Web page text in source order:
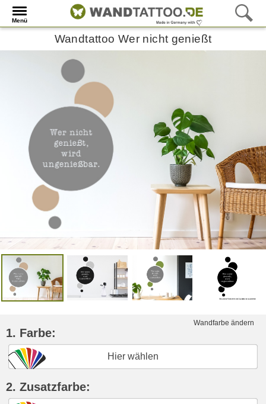
Menü
Wandtattoo Wer nicht genießt
Wandfarbe ändern
1. Farbe:
Hier wählen
2. Zusatzfarbe: